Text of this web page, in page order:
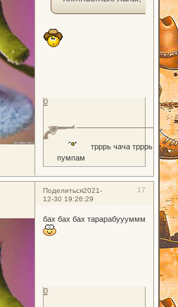
трррь чача трррь
пумпам
0
Поделиться 17
2021-
12-30 19:26:29
бах бах бах тарарабуууммм
0